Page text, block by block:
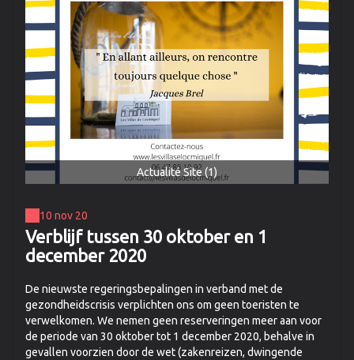
Actualité Site (1)
10 nov 20
Verblijf tussen 30 oktober en 1
december 2020
De nieuwste regeringsbepalingen in verband met de
gezondheidscrisis verplichten ons om geen toeristen te
verwelkomen. We nemen geen reserveringen meer aan voor
de periode van 30 oktober tot 1 december 2020, behalve in
gevallen voorzien door de wet (zakenreizen, dwingende